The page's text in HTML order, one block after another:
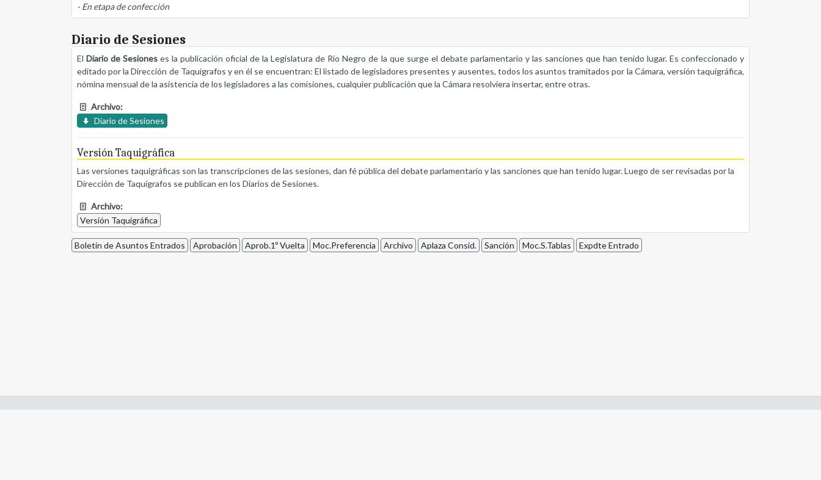
- En etapa de confección
Diario de Sesiones
ElDiario de Sesiones es la publicación oficial de la Legislatura de Río Negro de la que surge el debate parlamentario y las sanciones que han tenido lugar. Es confeccionado y
editado por la Dirección de Taquígrafos y en él se encuentran: El listado de legisladores presentes y ausentes, todos los asuntos tramitados por la Cámara, versión taquigráfica,
nómina mensual de la asistencia de los legisladores a las comisiones, cualquier publicación que la Cámara resolviera insertar, entre otras.
Archivo:
Diario de Sesiones
Versión Taquigráfica
Las versiones taquigráficas son las transcripciones de las sesiones, dan fé pública del debate parlamentario y las sanciones que han tenido lugar. Luego de ser revisadas por la
Dirección de Taquígrafos se publican en los Diarios de Sesiones.
Archivo:
Versión Taquigráfica
Boletín de Asuntos Entrados Aprobación Aprob.1º Vuelta Moc.Preferencia Archivo Aplaza Consid. Sanción Moc.S.Tablas Expdte Entrado